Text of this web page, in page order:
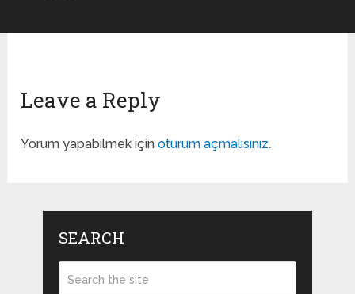
Leave a Reply
Yorum yapabilmek içinoturum açmalısınız.
SEARCH